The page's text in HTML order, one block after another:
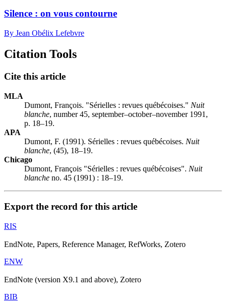
Silence : on vous contourne
By Jean Obélix Lefebvre
Citation Tools
Cite this article
MLA
Dumont, François. "Sérielles : revues québécoises." Nuit
blanche, number 45, september–october–november 1991,
p. 18–19.
APA
Dumont, F. (1991). Sérielles : revues québécoises. Nuit
blanche, (45), 18–19.
Chicago
Dumont, François "Sérielles : revues québécoises". Nuit
blanche no. 45 (1991) : 18–19.
Export the record for this article
RIS
EndNote, Papers, Reference Manager, RefWorks, Zotero
ENW
EndNote (version X9.1 and above), Zotero
BIB